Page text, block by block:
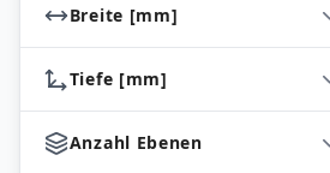
Breite [mm]
Tiefe [mm]
Anzahl Ebenen